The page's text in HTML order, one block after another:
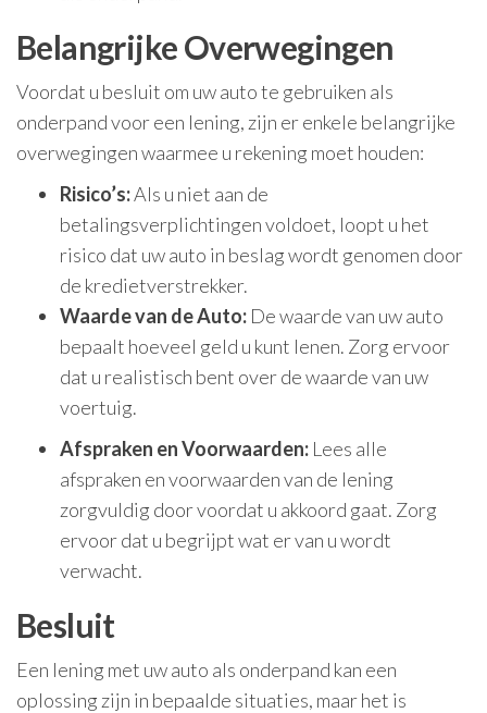
Belangrijke Overwegingen
Voordat u besluit om uw auto te gebruiken als
onderpand voor een lening, zijn er enkele belangrijke
overwegingen waarmee u rekening moet houden:
Risico’s:Als u niet aan de
betalingsverplichtingen voldoet, loopt u het
risico dat uw auto in beslag wordt genomen door
de kredietverstrekker.
Waarde van de Auto: De waarde van uw auto
bepaalt hoeveel geld u kunt lenen. Zorg ervoor
dat u realistisch bent over de waarde van uw
voertuig.
Afspraken en Voorwaarden: Lees alle
afspraken en voorwaarden van de lening
zorgvuldig door voordat u akkoord gaat. Zorg
ervoor dat u begrijpt wat er van u wordt
verwacht.
Besluit
Een lening met uw auto als onderpand kan een
oplossing zijn in bepaalde situaties, maar het is